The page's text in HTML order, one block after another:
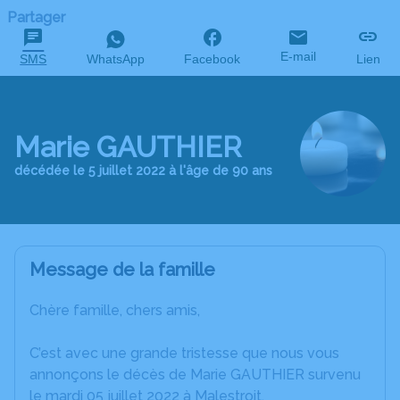
Partager
SMS WhatsApp Facebook E-mail Lien
Marie GAUTHIER
décédée le 5 juillet 2022 à l'âge de 90 ans
Message de la famille
Chère famille, chers amis,
C’est avec une grande tristesse que nous vous
annonçons le décès de Marie GAUTHIER survenu
le mardi 05 juillet 2022 à Malestroit.